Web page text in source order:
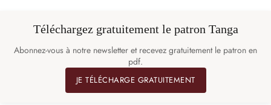
Téléchargez gratuitement le patron Tanga
Abonnez-vous à notre newsletter et recevez gratuitement le patron en
pdf.
JE TÉLÉCHARGE GRATUITEMENT